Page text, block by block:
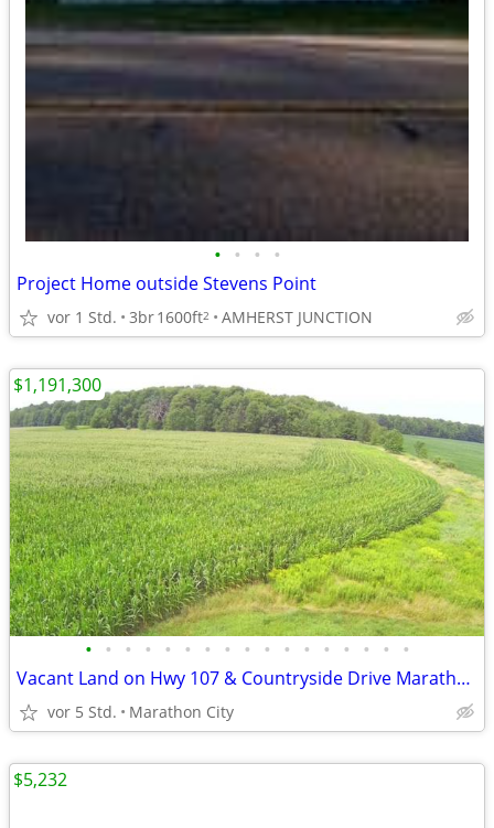
• • • •
Project Home outside Stevens Point
vor 1 Std. 3br1600ft2 AMHERST JUNCTION
• • • • • • • • • • • • • • • • •
Vacant Land on Hwy 107 & Countryside Drive Marathon, WI
vor 5 Std. Marathon City
$1,191,300
$5,232